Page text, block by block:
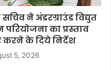
ने अंडरग्राउंड विद्युत
परियोजना का प्रस्ताव
करने के दिये निर्देश
5, 2026